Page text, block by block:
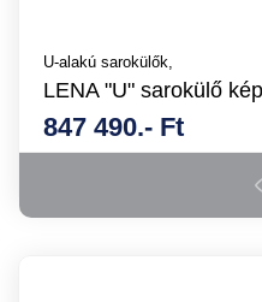
U-alakú sarokülők,
LENA "U" sarokülő
847 490.- Ft